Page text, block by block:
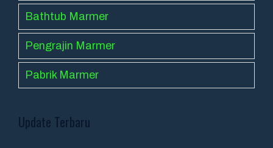
Bathtub Marmer
Pengrajin Marmer
Pabrik Marmer
Update Terbaru